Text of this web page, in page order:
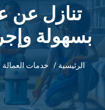
تنازل عن
بسهولة
الرئيسية / خدمات العمالة